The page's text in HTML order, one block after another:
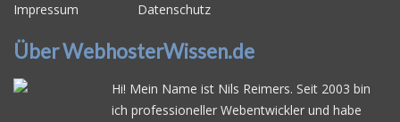
Impressum
Datenschutz
Über WebhosterWissen.de
Hi! Mein Name ist Nils Reimers. Seit 2003 bin
ich professioneller Webentwickler und habe